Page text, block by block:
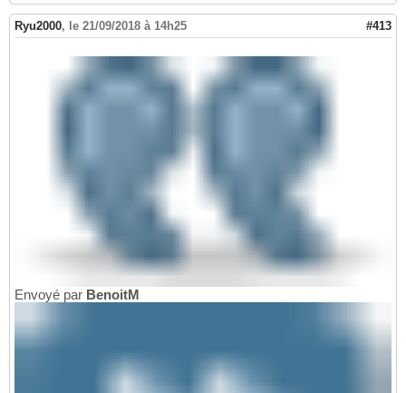
Ryu2000, le 21/09/2018 à 14h25 #413
Envoyé par BenoitM